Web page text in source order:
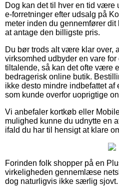
Dog kan det til hver en tid være
e-forretninger efter udsalg på
meter inden du gennemfører
at antage den billigste pris.
Du bør trods alt være klar over,
virksomhed udbyder en vare
tiltalende, så kan det ofte være
bedragerisk online butik.
ikke desto mindre indbefattet
som kunde overfor uoprigtige
Vi anbefaler kortkøb eller
mulighed kunne du udnytte en
ifald du har til hensigt at klare
Forinden folk shopper på en
virkeligheden gennemlæse
dog naturligvis ikke særlig sjovt.